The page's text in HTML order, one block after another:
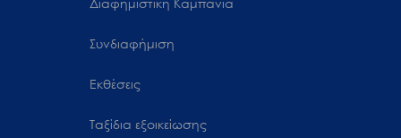
Διαφημιστική Καμπάνια
Συνδιαφήμιση
Εκθέσεις
Ταξίδια εξοικείωσης